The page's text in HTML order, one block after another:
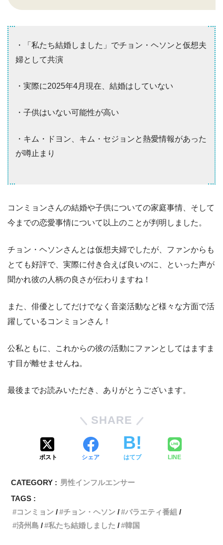
・「私たち結婚しました」でチョン・ヘソンと仮想夫
婦として共演
・実際に2025年4月現在、結婚はしていない
・子供はいない可能性が高い
・キム・ドヨン、キム・セジョンと熱愛情報があった
が噂止まり
コンミョンさんの結婚や子供についての家庭事情、そして
今までの恋愛事情について以上のことが判明しました。
チョン・ヘソンさんとは仮想夫婦でしたが、ファンからも
とても好評で、実際に付き合えば良いのに、といった声が
聞かれ彼の人柄の良さが伝わりますね！
また、俳優としてだけでなく音楽活動など様々な方面で活
躍しているコンミョンさん！
公私ともに、これからの彼の活動にファンとしてはますま
す目が離せませんね。
最後までお読みいただき、ありがとうございます。
SHARE
ポスト シェア はてブ LINE
CATEGORY : 男性インフルエンサー
TAGS :
コンミョン
チョン・ヘソン
バラエティ番組
済州島
私たち結婚しました 韓国